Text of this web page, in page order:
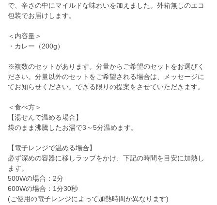
で、辛さの中にマイルドな味わいを加えました。外箱無しのエコ
包装でお届けします。
＜内容量＞
・カレー（200g）
※複数のセットがあります。分量からご希望のセットをお選びく
ださい。分量以外のセットをご希望される場合は、メッセージに
てお知らせください。できる限りの提案をさせていただきます。
＜食べ方＞
【湯せんで温める場合】
袋のまま沸騰したお湯で3～5分温めます。
【電子レンジで温める場合】
必ず深めの容器に移しラップをかけ、下記の時間を目安に加熱し
ます。
500Wの場合：2分
600Wの場合：1分30秒
(ご使用の電子レンジによって加熱時間が異なります)